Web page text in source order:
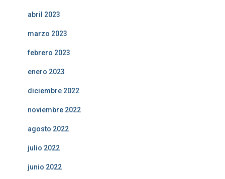
abril 2023
marzo 2023
febrero 2023
enero 2023
diciembre 2022
noviembre 2022
agosto 2022
julio 2022
junio 2022